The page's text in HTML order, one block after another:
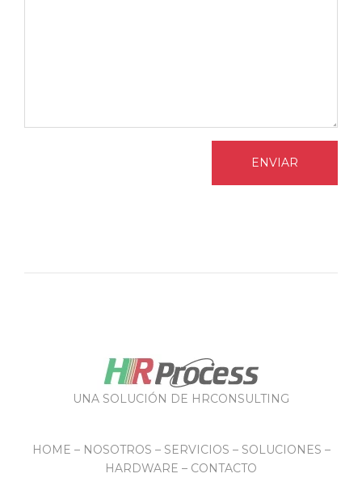
ENVIAR
UNA SOLUCIÓN DE HRCONSULTING
HOME – NOSOTROS – SERVICIOS – SOLUCIONES –
HARDWARE – CONTACTO